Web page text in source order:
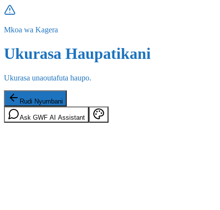
Mkoa wa Kagera
Ukurasa Haupatikani
Ukurasa unaoutafuta haupo.
Rudi Nyumbani
Ask GWF AI Assistant